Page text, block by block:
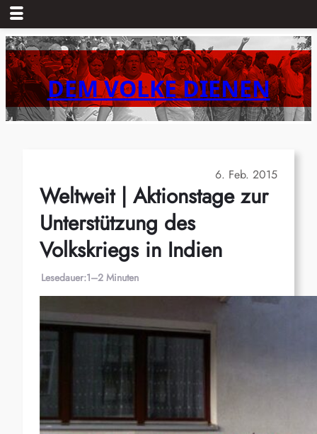
Zum
Inhalt
springenDEM VOLKE DIENEN
6. Feb. 2015
Weltweit | Aktionstage zur
Unterstützung des
Volkskriegs in Indien
Lesedauer:1–2 Minuten